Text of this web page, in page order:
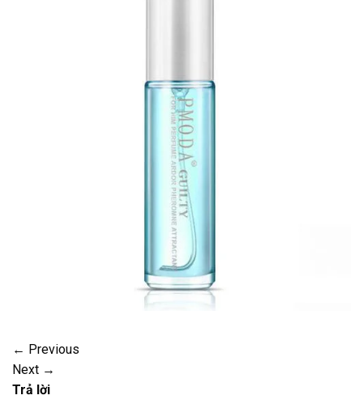
← Previous
Next →
Trả lời